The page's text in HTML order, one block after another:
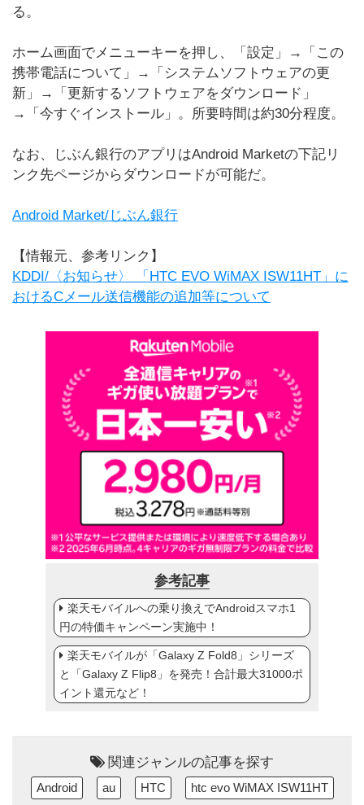
る。
ホーム画面でメニューキーを押し、「設定」→「この
携帯電話について」→「システムソフトウェアの更
新」→「更新するソフトウェアをダウンロード」
→「今すぐインストール」。所要時間は約30分程度。
なお、じぶん銀行のアプリはAndroid Marketの下記リ
ンク先ページからダウンロードが可能だ。
Android Market/じぶん銀行
【情報元、参考リンク】
KDDI/〈お知らせ〉 「HTC EVO WiMAX ISW11HT」に
おけるCメール送信機能の追加等について
参考記事
楽天モバイルへの乗り換えでAndroidスマホ1
円の特価キャンペーン実施中！
楽天モバイルが「Galaxy Z Fold8」シリーズ
と「Galaxy Z Flip8」を発売！合計最大31000ポ
イント還元など！
関連ジャンルの記事を探す
Android au HTC htc evo WiMAX ISW11HT